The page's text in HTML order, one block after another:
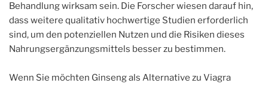
Behandlung wirksam sein. Die Forscher wiesen darauf hin,
dass weitere qualitativ hochwertige Studien erforderlich
sind, um den potenziellen Nutzen und die Risiken dieses
Nahrungsergänzungsmittels besser zu bestimmen.
Wenn Sie möchten Ginseng als Alternative zu Viagra